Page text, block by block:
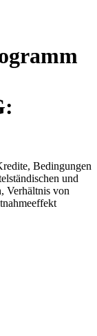
Bedingungen
und
Verhältnis von